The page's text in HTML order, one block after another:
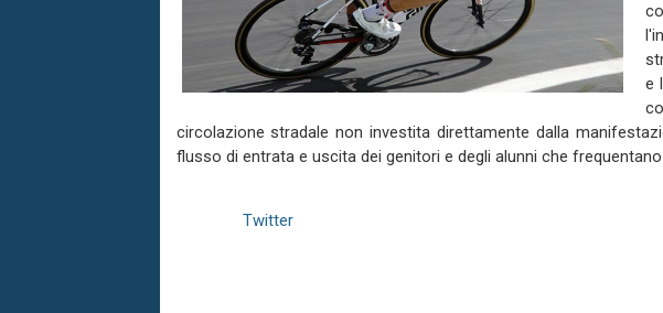
e
circolazione stradale non investita direttamente dalla
flusso di entrata e uscita dei genitori e degli alunni che
Twitter